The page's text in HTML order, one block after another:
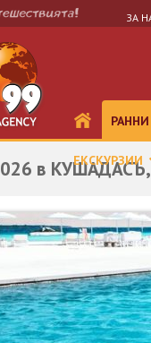
ЗА
ЕКСКУРЗИИ
в КУШАДАСЪ,